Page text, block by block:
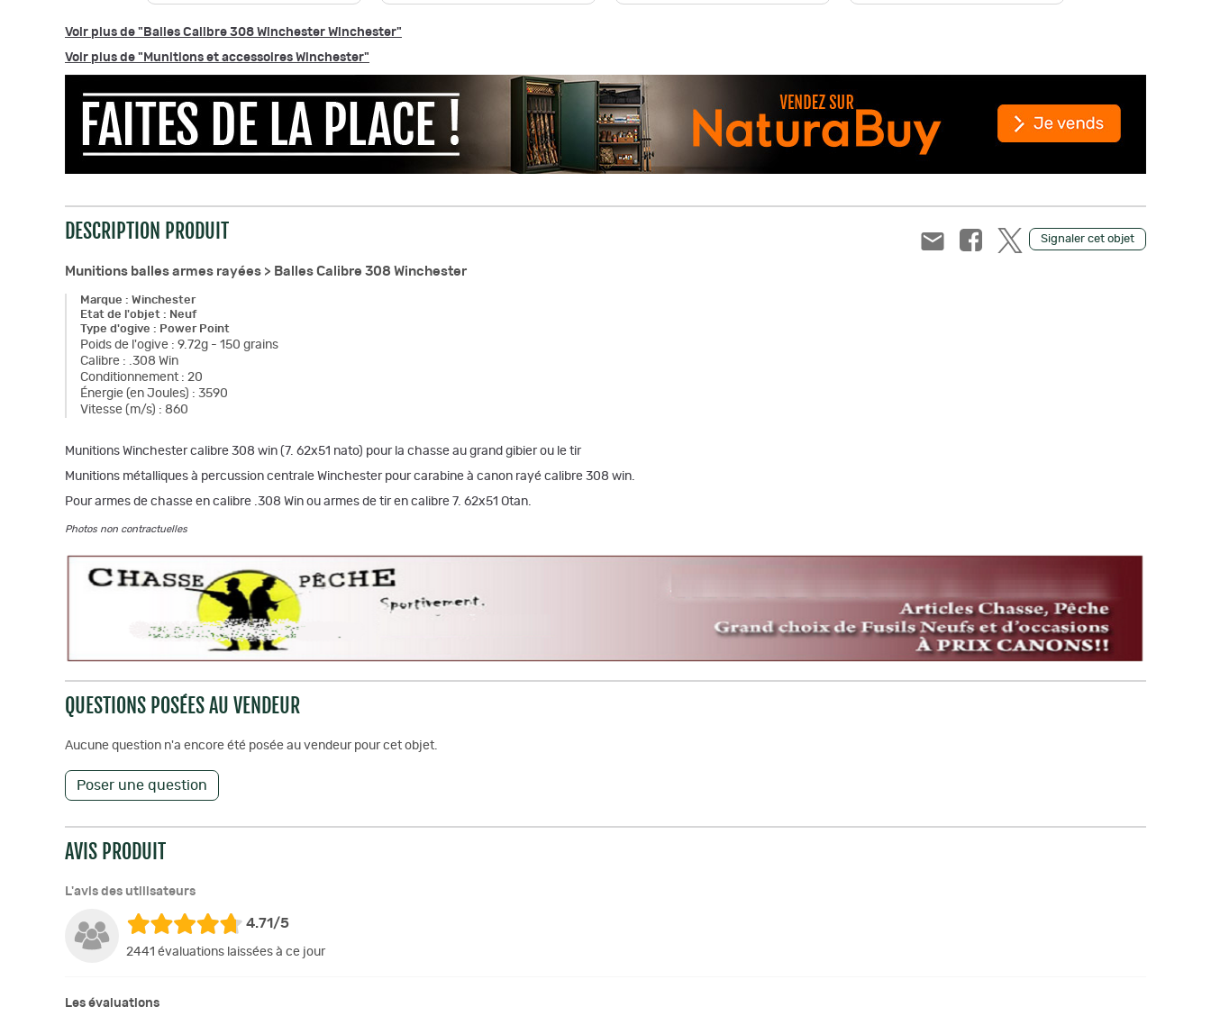
Voir plus de "Balles Calibre 308 Winchester Winchester"
Voir plus de "Munitions et accessoires Winchester"
Signaler cet objet
DESCRIPTION PRODUIT
Munitions balles armes rayées > Balles Calibre 308 Winchester
Marque : Winchester
Etat de l'objet : Neuf
Type d'ogive : Power Point
Poids de l'ogive : 9.72g - 150 grains
Calibre : .308 Win
Conditionnement : 20
Énergie (en Joules) : 3590
Vitesse (m/s) : 860
Munitions Winchester calibre 308 win (7. 62x51 nato) pour la chasse au grand gibier ou le tir
Munitions métalliques à percussion centrale Winchester pour carabine à canon rayé calibre 308 win.
Pour armes de chasse en calibre .308 Win ou armes de tir en calibre 7. 62x51 Otan.
Photos non contractuelles
QUESTIONS POSÉES AU VENDEUR
Aucune question n'a encore été posée au vendeur pour cet objet.
Poser une question
AVIS PRODUIT
L'avis des utilisateurs
4.71/5
2441 évaluations laissées à ce jour
Les évaluations